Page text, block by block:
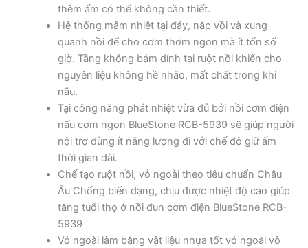
thêm ấm có thể không cần thiết.
Hệ thống mâm nhiệt tại đáy, nắp vồi và xung
quanh nồi để cho cơm thơm ngon mà ít tốn số
giờ. Tầng không bám dính tại ruột nồi khiến cho
nguyên liệu không hề nhão, mất chất trong khi
nấu.
Tại công năng phát nhiệt vừa đủ bởi nồi cơm điện
nấu cơm ngon BlueStone RCB-5939 sẽ giúp người
nội trợ dùng ít năng lượng đi với chế độ giữ ấm
thời gian dài.
Chế tạo ruột nồi, vỏ ngoài theo tiêu chuẩn Châu
Âu Chống biến dạng, chịu được nhiệt độ cao giúp
tăng tuổi thọ ở nồi đun cơm điện BlueStone RCB-
5939
Vỏ ngoài làm bằng vật liệu nhựa tốt vỏ ngoài vô